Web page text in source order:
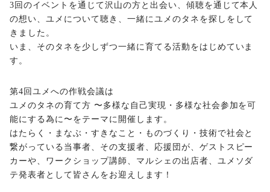
3回のイベントを通じて沢山の方と出会い、傾聴を通じて本人
の想い、ユメについて聴き、一緒にユメのタネを探しをして
きました。
いま、そのタネを少しずつ一緒に育てる活動をはじめていま
す。
第4回ユメへの作戦会議は
ユメのタネの育て方 〜多様な自己実現・多様な社会参加を可
能にする為に〜をテーマに開催します。
はたらく・まなぶ・すきなこと・ものづくり・技術で社会と
繋がっている当事者、その支援者、応援団が、ゲストスピー
カーや、ワークショップ講師、マルシェの出店者、ユメソダ
テ発表者として皆さんをお迎えします！